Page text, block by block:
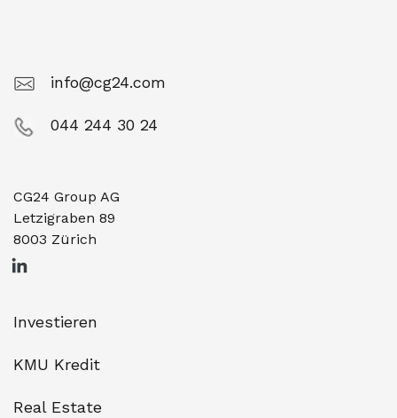
info@cg24.com
044 244 30 24
CG24 Group AG
Letzigraben 89
8003 Zürich
Investieren
KMU Kredit
Real Estate